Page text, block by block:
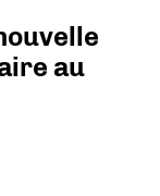
au